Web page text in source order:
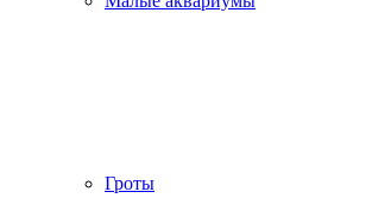
Гроты